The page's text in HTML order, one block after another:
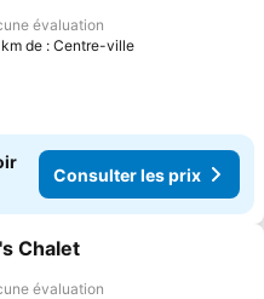
évaluation
km de : Centre-ville
Consulter les prix
à mes favoris
Chalet
évaluation